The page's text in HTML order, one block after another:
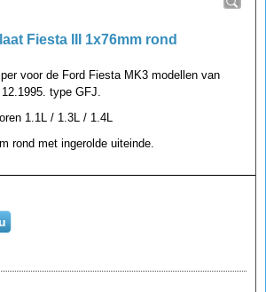
Fiesta III 1x76mm rond
voor de Ford Fiesta MK3 modellen van
type GFJ.
1.1L / 1.3L / 1.4L
rond met ingerolde uiteinde.